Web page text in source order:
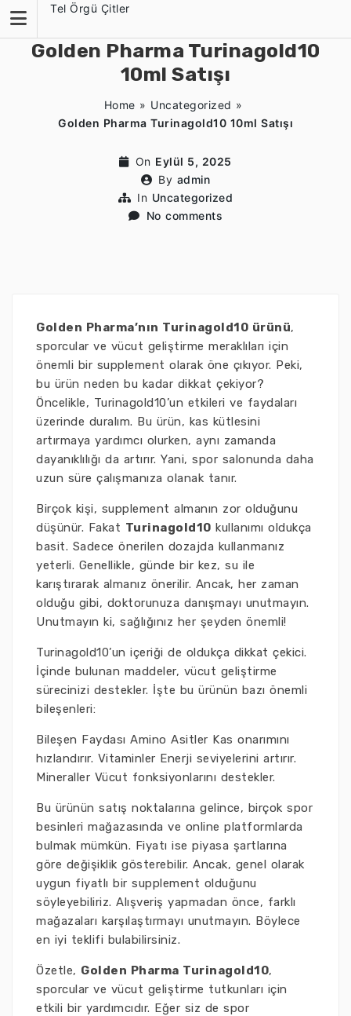
content
Tel Örgü Çitler
Golden Pharma Turinagold10
10ml Satışı
Home » Uncategorized »
Golden Pharma Turinagold10 10ml Satışı
On Eylül 5, 2025
By admin
In Uncategorized
No comments
Golden Pharma’nın Turinagold10 ürünü,
sporcular ve vücut geliştirme meraklıları için
önemli bir supplement olarak öne çıkıyor. Peki,
bu ürün neden bu kadar dikkat çekiyor?
Öncelikle, Turinagold10’un etkileri ve faydaları
üzerinde duralım. Bu ürün, kas kütlesini
artırmaya yardımcı olurken, aynı zamanda
dayanıklılığı da artırır. Yani, spor salonunda daha
uzun süre çalışmanıza olanak tanır.
Birçok kişi, supplement almanın zor olduğunu
düşünür. Fakat Turinagold10 kullanımı oldukça
basit. Sadece önerilen dozajda kullanmanız
yeterli. Genellikle, günde bir kez, su ile
karıştırarak almanız önerilir. Ancak, her zaman
olduğu gibi, doktorunuza danışmayı unutmayın.
Unutmayın ki, sağlığınız her şeyden önemli!
Turinagold10’un içeriği de oldukça dikkat çekici.
İçinde bulunan maddeler, vücut geliştirme
sürecinizi destekler. İşte bu ürünün bazı önemli
bileşenleri:
Bileşen Faydası Amino Asitler Kas onarımını
hızlandırır. Vitaminler Enerji seviyelerini artırır.
Mineraller Vücut fonksiyonlarını destekler.
Bu ürünün satış noktalarına gelince, birçok spor
besinleri mağazasında ve online platformlarda
bulmak mümkün. Fiyatı ise piyasa şartlarına
göre değişiklik gösterebilir. Ancak, genel olarak
uygun fiyatlı bir supplement olduğunu
söyleyebiliriz. Alışveriş yapmadan önce, farklı
mağazaları karşılaştırmayı unutmayın. Böylece
en iyi teklifi bulabilirsiniz.
Özetle, Golden Pharma Turinagold10,
sporcular ve vücut geliştirme tutkunları için
etkili bir yardımcıdır. Eğer siz de spor